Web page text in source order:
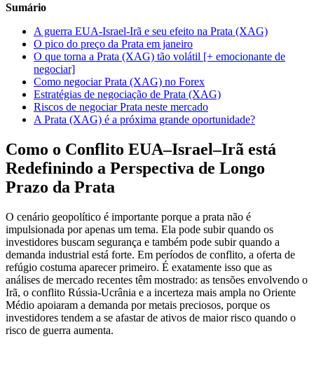
Sumário
A guerra EUA-Israel-Irã e seu efeito na Prata (XAG)
O pico do preço da Prata em janeiro
O que torna a Prata (XAG) tão volátil [+ emocionante de
negociar]
Como negociar Prata (XAG) no Forex
Estratégias de negociação de Prata (XAG)
Riscos de negociar Prata neste mercado
A Prata (XAG) é a próxima grande oportunidade?
Como o Conflito EUA–Israel–Irã está
Redefinindo a Perspectiva de Longo
Prazo da Prata
O cenário geopolítico é importante porque a prata não é
impulsionada por apenas um tema. Ela pode subir quando os
investidores buscam segurança e também pode subir quando a
demanda industrial está forte. Em períodos de conflito, a oferta de
refúgio costuma aparecer primeiro. É exatamente isso que as
análises de mercado recentes têm mostrado: as tensões envolvendo o
Irã, o conflito Rússia-Ucrânia e a incerteza mais ampla no Oriente
Médio apoiaram a demanda por metais preciosos, porque os
investidores tendem a se afastar de ativos de maior risco quando o
risco de guerra aumenta.